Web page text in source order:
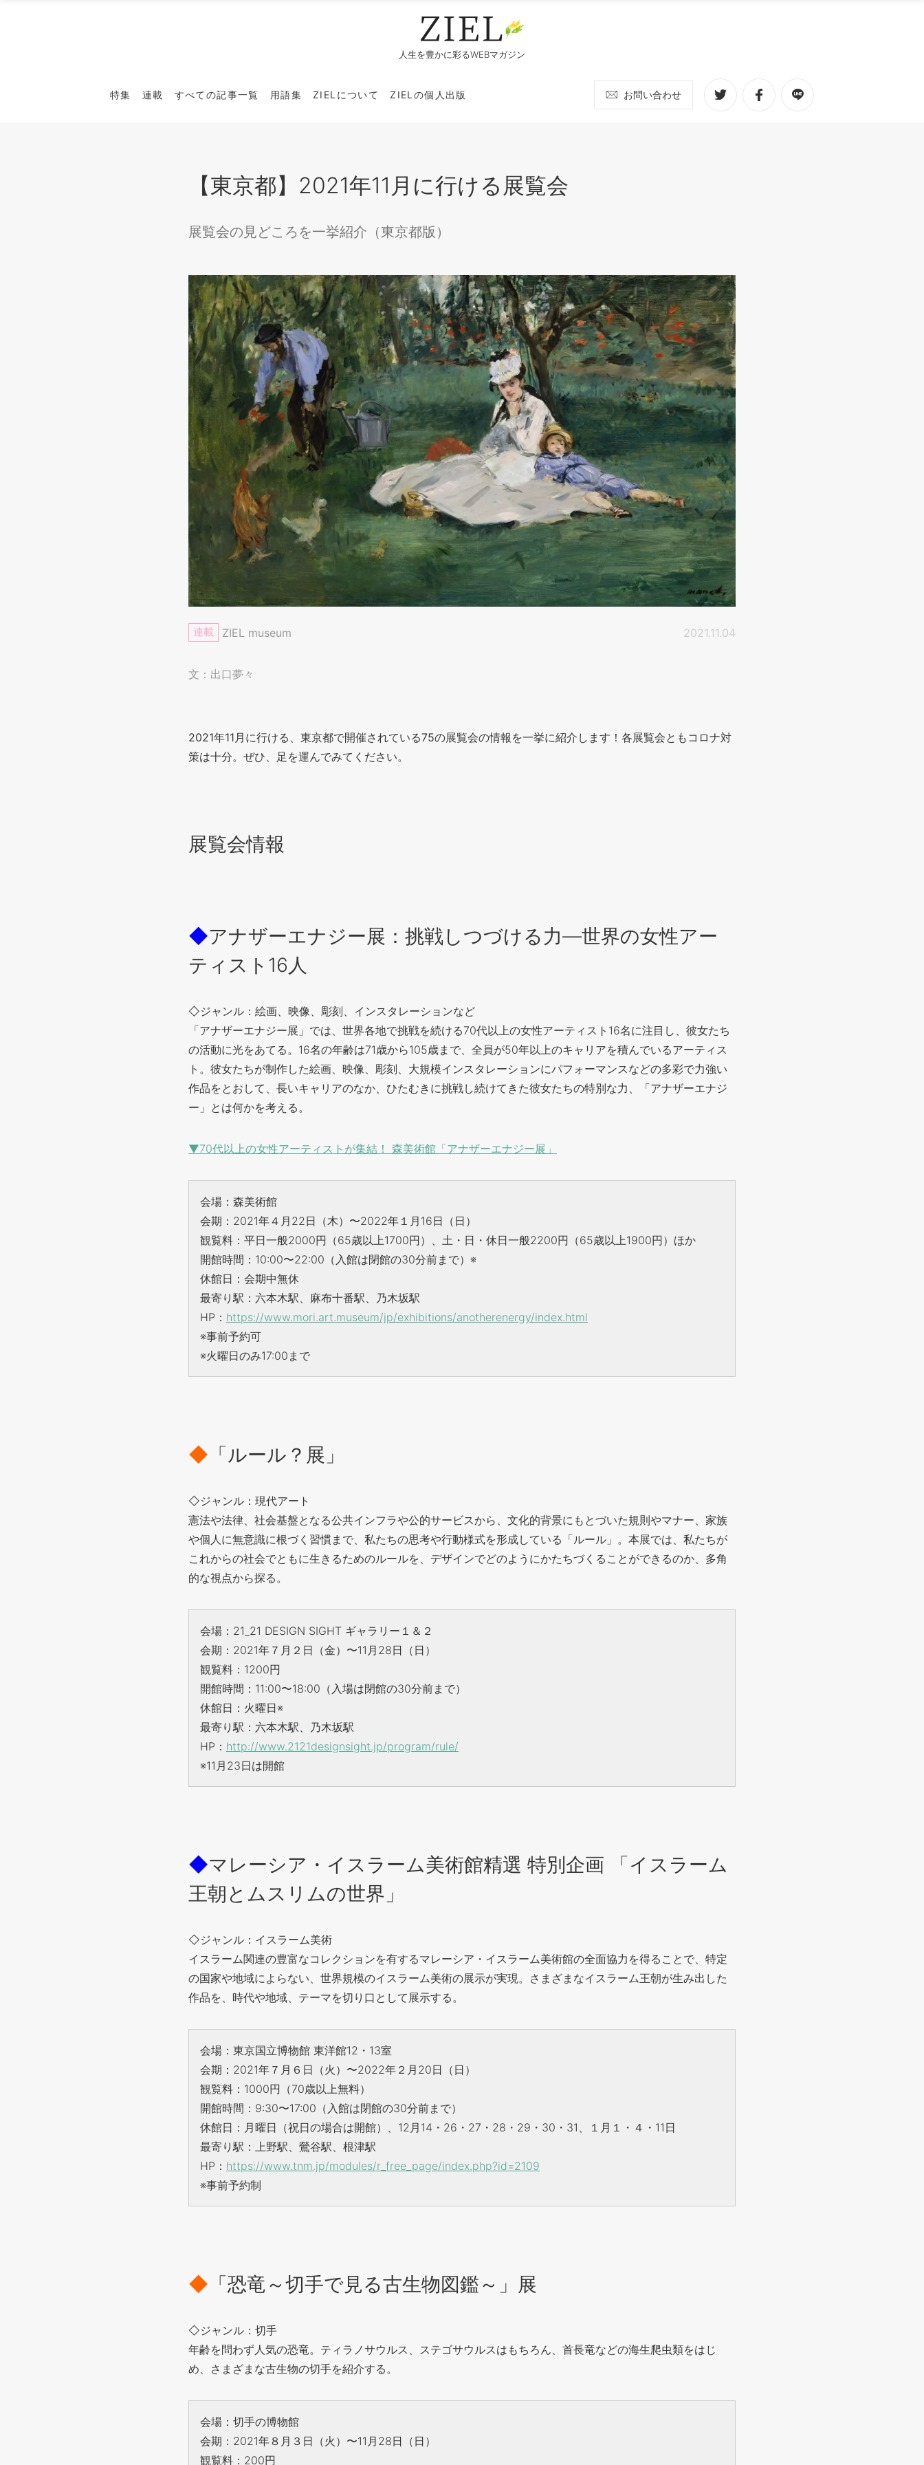
人生を豊かに彩るWEBマガジン
特集 連載 すべての記事一覧 用語集 ZIELについて ZIELの個人出版 お問い合わせ
【東京都】2021年11月に行ける展覧会
展覧会の見どころを一挙紹介（東京都版）
連載 ZIEL museum 2021.11.04
文：出口夢々
2021年11月に行ける、東京都で開催されている75の展覧会の情報を一挙に紹介します！各展覧会ともコロナ対
策は十分。ぜひ、足を運んでみてください。
展覧会情報
◆アナザーエナジー展：挑戦しつづける力―世界の女性アー
ティスト16人
◇ジャンル：絵画、映像、彫刻、インスタレーションなど
「アナザーエナジー展」では、世界各地で挑戦を続ける70代以上の女性アーティスト16名に注目し、彼女たち
の活動に光をあてる。16名の年齢は71歳から105歳まで、全員が50年以上のキャリアを積んでいるアーティス
ト。彼女たちが制作した絵画、映像、彫刻、大規模インスタレーションにパフォーマンスなどの多彩で力強い
作品をとおして、長いキャリアのなか、ひたむきに挑戦し続けてきた彼女たちの特別な力、「アナザーエナジ
ー」とは何かを考える。
▼70代以上の女性アーティストが集結！ 森美術館「アナザーエナジー展」
会場：森美術館
会期：2021年４月22日（木）〜2022年１月16日（日）
観覧料：平日一般2000円（65歳以上1700円）、土・日・休日一般2200円（65歳以上1900円）ほか
開館時間：10:00〜22:00 （入館は閉館の30分前まで）※
休館日：会期中無休
最寄り駅：六本木駅、麻布十番駅、乃木坂駅
HP： https://www.mori.art.museum/jp/exhibitions/anotherenergy/index.html
※事前予約可
※火曜日のみ17:00まで
◆ 「ルール？展」
◇ジャンル：現代アート
憲法や法律、社会基盤となる公共インフラや公的サービスから、文化的背景にもとづいた規則やマナー、家族
や個人に無意識に根づく習慣まで、私たちの思考や行動様式を形成している「ルール」。本展では、私たちが
これからの社会でともに生きるためのルールを、デザインでどのようにかたちづくることができるのか、多角
的な視点から探る。
会場：21_21 DESIGN SIGHT ギャラリー１＆２
会期：2021年７月２日（金）〜11月28日（日）
観覧料：1200円
開館時間：11:00〜18:00（入場は閉館の30分前まで）
休館日：火曜日※
最寄り駅：六本木駅、乃木坂駅
HP： http://www.2121designsight.jp/program/rule/
※11月23日は開館
◆マレーシア・イスラーム美術館精選 特別企画 「イスラーム
王朝とムスリムの世界」
◇ジャンル：イスラーム美術
イスラーム関連の豊富なコレクションを有するマレーシア・イスラーム美術館の全面協力を得ることで、特定
の国家や地域によらない、世界規模のイスラーム美術の展示が実現。さまざまなイスラーム王朝が生み出した
作品を、時代や地域、テーマを切り口として展示する。
会場：東京国立博物館 東洋館12・13室
会期：2021年７月６日（火）〜2022年２月20日（日）
観覧料：1000円（70歳以上無料）
開館時間：9:30〜17:00（入館は閉館の30分前まで）
休館日：月曜日（祝日の場合は開館）、12月14・26・27・28・29・30・31、１月１・４・11日
最寄り駅：上野駅、鶯谷駅、根津駅
HP： https://www.tnm.jp/modules/r_free_page/index.php?id=2109
※事前予約制
◆ 「恐竜～切手で見る古生物図鑑～」展
◇ジャンル：切手
年齢を問わず人気の恐竜。ティラノサウルス、ステゴサウルスはもちろん、首長竜などの海生爬虫類をはじ
め、さまざまな古生物の切手を紹介する。
会場：切手の博物館
会期：2021年８月３日（火）〜11月28日（日）
観覧料：200円